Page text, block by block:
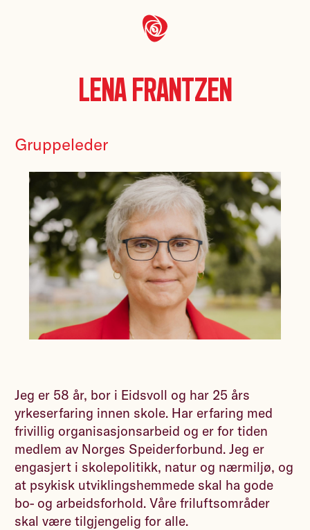
Lena Frantzen
Gruppeleder
Jeg er 58 år, bor i Eidsvoll og har 25 års
yrkeserfaring innen skole. Har erfaring med
frivillig organisasjonsarbeid og er for tiden
medlem av Norges Speiderforbund. Jeg er
engasjert i skolepolitikk, natur og nærmiljø, og
at psykisk utviklingshemmede skal ha gode
bo- og arbeidsforhold. Våre friluftsområder
skal være tilgjengelig for alle.